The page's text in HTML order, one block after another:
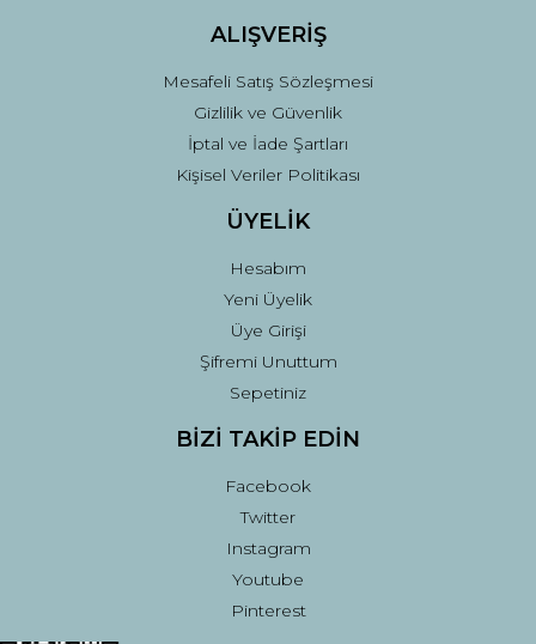
ALIŞVERİŞ
Mesafeli Satış Sözleşmesi
Gizlilik ve Güvenlik
İptal ve İade Şartları
Kişisel Veriler Politikası
ÜYELİK
Hesabım
Yeni Üyelik
Üye Girişi
Şifremi Unuttum
Sepetiniz
BİZİ TAKİP EDİN
Facebook
Twitter
Instagram
Youtube
Pinterest